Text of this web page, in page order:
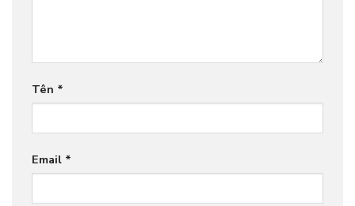
Tên *
Email *